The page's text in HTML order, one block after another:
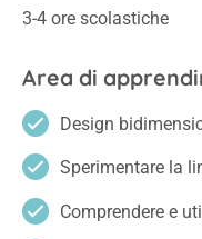
3-4 ore scolastiche
Area di
Design
Sperimentare la
Comprendere e